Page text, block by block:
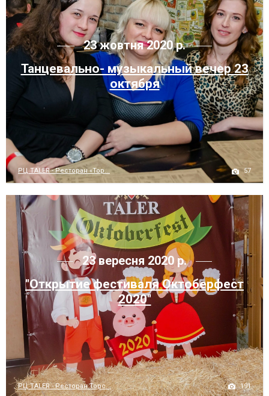
23 жовтня 2020 р.
Танцевально- музыкальный вечер 23
октября
РЦ TALER - Ресторан «Тор... 57
23 вересня 2020 р.
"Открытие фестиваля Октоберфест
2020"
РЦ TALER - Ресторан Торс... 191